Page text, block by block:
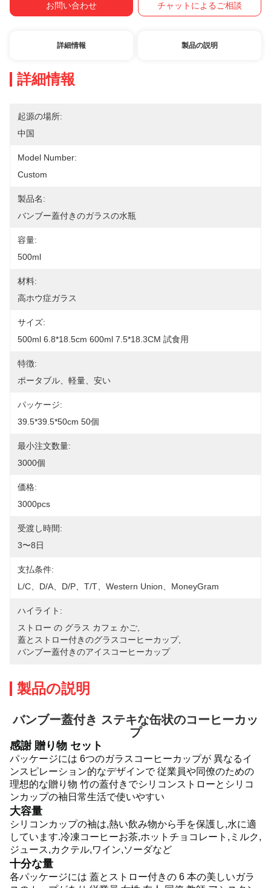
お問い合わせ チャットによるご相談
詳細情報 製品の説明
詳細情報
起源の場所:
中国
Model Number:
Custom
製品名:
バンブー蓋付きのガラスの水瓶
容量:
500ml
材料:
高ホウ症ガラス
サイズ:
500ml 6.8*18.5cm 600ml 7.5*18.3CM 試食用
特徴:
ポータブル、軽量、安い
パッケージ:
39.5*39.5*50cm 50個
最小注文数量:
3000個
価格:
3000pcs
受渡し時間:
3〜8日
支払条件:
L/C、D/A、D/P、T/T、Western Union、MoneyGram
ハイライト:
ストロー の グラス カフェ かご
蓋とストロー付きのグラスコーヒーカップ,
バンブー蓋付きのアイスコーヒーカップ
製品の説明
バンブー蓋付き ステキな缶状のコーヒーカッ
プ
感謝 贈り物 セット
パッケージには 6つのガラスコーヒーカップが 異なるイ
ンスピレーション的なデザインで 従業員や同僚のための
理想的な贈り物 竹の蓋付きでシリコンストローとシリコ
ンカップの袖日常生活で使いやすい
大容量
シリコンカップの袖は,熱い飲み物から手を保護し,水に適
しています.冷凍コーヒーお茶,ホットチョコレート,ミルク,
ジュース,カクテル,ワイン,ソーダなど
十分な量
各パッケージには 蓋とストロー付きの 6 本の美しいガラ